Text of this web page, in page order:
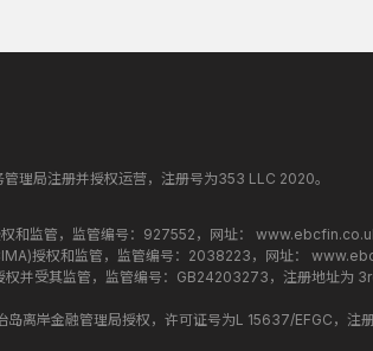
理局注册并授权运营，注册号为353 LLC 2020。
和监管，监管编号：927552，网址：
授权和监管，监管编号：2038223，网址：
权并受其监管，监管编号：GB24203273，注册地址
离岸金融管理局授权，许可证号为L 15637/EFGC